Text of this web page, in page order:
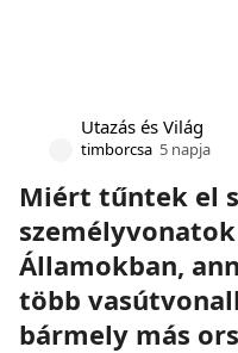
Utazás és Világ
timborcsa 5 napja
Miért tűntek el
Államokban,
több
bármely más